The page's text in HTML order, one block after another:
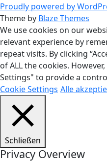
Proudly powered by
Theme by Blaze Themes
We use cookies on our
relevant experience by
repeat visits. By clicking
of ALL the cookies.
Settings" to provide a
Cookie Settings Alle
Schließen
Privacy Overview